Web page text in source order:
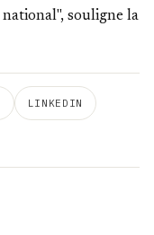
souligne la
LINKEDIN